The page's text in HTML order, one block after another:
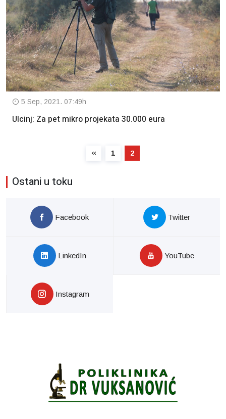
5 Sep, 2021. 07:49h
Ulcinj: Za pet mikro projekata 30.000 eura
1 2
Ostani u toku
Facebook Twitter
LinkedIn YouTube
Instagram